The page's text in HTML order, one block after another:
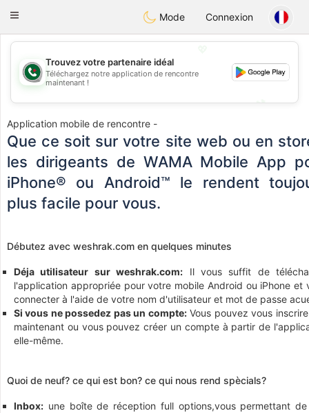
Weshrak
Toggle
Mode Connexion
💖
💕
Trouvez votre partenaire idéal
Téléchargez notre application de rencontre
maintenant !
Application mobile de rencontre -
Que ce soit sur votre site web ou en
les dirigeants de WAMA Mobile App
iPhone® ou Android™ le rendent
plus facile pour vous.
Débutez avec weshrak.com en quelques minutes
Déja utilisateur sur weshrak.com: Il vous suffit de
l'application appropriée pour votre mobile Android ou iPhone et
connecter à l'aide de votre nom d'utilisateur et mot de passe
Si vous ne possedez pas un compte:Vous pouvez vous
maintenant ou vous pouvez créer un compte à partir de
elle-même.
Quoi de neuf? ce qui est bon? ce qui nous rend spècials?
Inbox: une boîte de réception full options,vous permettant